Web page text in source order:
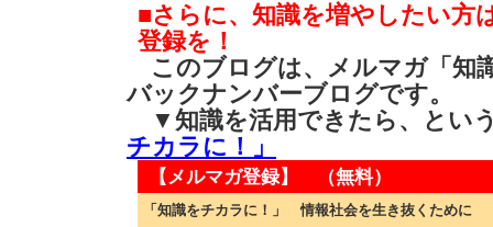
■さらに、知識を増やしたい方
登録を！
このブログは、メルマガ「知
バックナンバーブログです。
▼知識を活用できたら、と
チカラに！」
【メルマガ登録】 （無料）
「知識をチカラに！」 情報社会を生き抜くために